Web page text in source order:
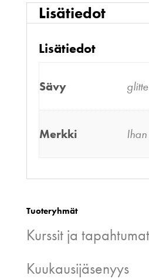
Lisätiedot
Lisätiedot
Sävy
Merkki Ihan
Tuoteryhmät
Kurssit ja tapahtumat
Kuukausijäsenyys